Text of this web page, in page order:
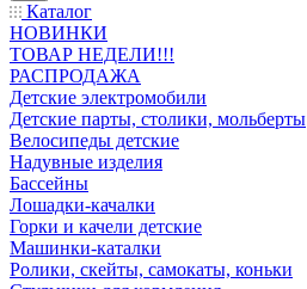
Каталог
НОВИНКИ
ТОВАР НЕДЕЛИ!!!
РАСПРОДАЖА
Детские электромобили
Детские парты, столики, мольберты
Велосипеды детские
Надувные изделия
Бассейны
Лошадки-качалки
Горки и качели детские
Машинки-каталки
Ролики, скейты, самокаты, коньки